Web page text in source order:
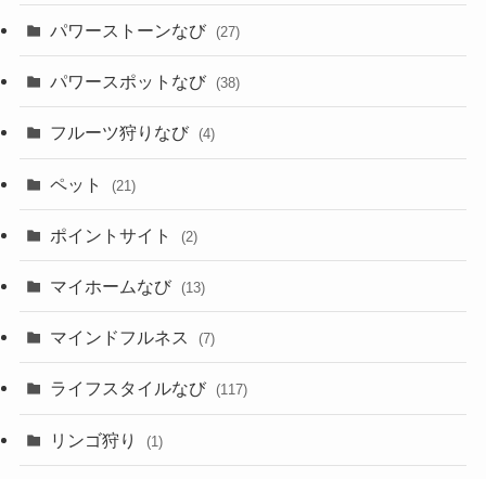
パワーストーンなび (27)
パワースポットなび (38)
フルーツ狩りなび (4)
ペット (21)
ポイントサイト (2)
マイホームなび (13)
マインドフルネス (7)
ライフスタイルなび (117)
リンゴ狩り (1)